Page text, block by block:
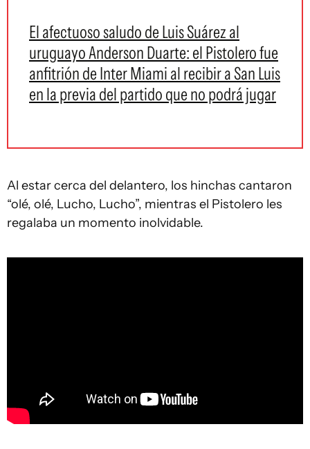
El afectuoso saludo de Luis Suárez al
uruguayo Anderson Duarte: el Pistolero fue
anfitrión de Inter Miami al recibir a San Luis
en la previa del partido que no podrá jugar
Al estar cerca del delantero, los hinchas cantaron
“olé, olé, Lucho, Lucho”, mientras el Pistolero les
regalaba un momento inolvidable.